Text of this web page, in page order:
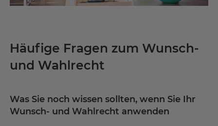
Häufige Fragen zum Wunsch-
und Wahlrecht
Was Sie noch wissen sollten, wenn Sie Ihr
Wunsch- und Wahlrecht anwenden